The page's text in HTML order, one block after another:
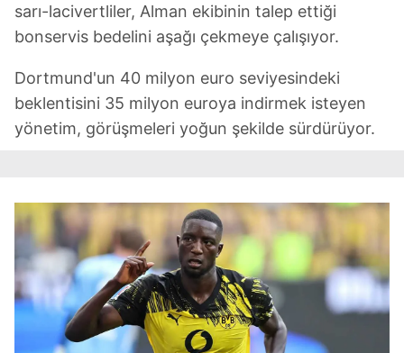
sarı-lacivertliler, Alman ekibinin talep ettiği
bonservis bedelini aşağı çekmeye çalışıyor.
Dortmund'un 40 milyon euro seviyesindeki
beklentisini 35 milyon euroya indirmek isteyen
yönetim, görüşmeleri yoğun şekilde sürdürüyor.